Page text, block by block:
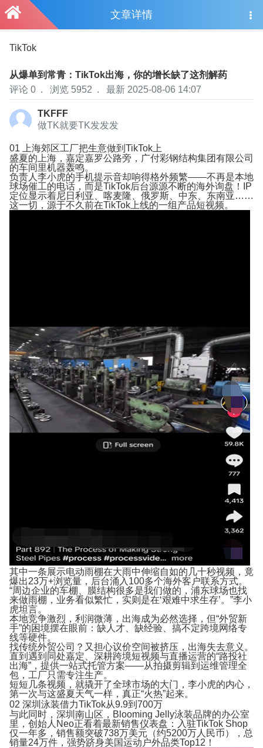
文章详情
TikTok
从爆单到常青：TikTok出海，你的增长缺了这剂解药
评论 0 . 浏览 5952 . 最新 2025-08-06 14:07
TKFFF
做TK就要TK发发发
01 上海郊区工厂把生意做到TikTok上
盛夏的上海，嘉定嘉罗公路旁，广付彩钢结构集团有限公司
的车间里机器轰鸣。
负责人李小虎的手机提示音却响得格外频繁——不再是本地
球场催工的电话，而是TikTok后台源源不断的海外询盘！IP
定位显示着尼日利亚、喀麦隆、俄罗斯、中东、东南亚……
这一切，源于不久前在TikTok上线的一组产品短视频。
其中一条展示电动雨棚在大雨中伸缩自如的几十秒视频，竟
爆出23万+浏览量，后台涌入100多个海外客户联系方式。
“周边企业的车棚、膜结构很多是我们做的，浦东球场也找
来做雨棚，业务看似繁忙，实则是在‘艰难中求生存’。”李小
虎坦言。
本地竞争激烈，利润微薄，出海成为必然选择，但“外贸新
手”的困境摆在眼前：缺人才、缺经验、搞不定跨境网络专
线等硬件。
找传统外贸公司？又担心议价空间被挤压，出海失去意义。
直到遇到同处嘉定、深耕跨境短视频与直播运营的“路投社
出海”，提供一站式托管方案——从拍摄剪辑到运维管理全
包，工厂只需专注生产。
短短几条视频，就撬开了全球市场的大门，李小虎的内心，
第一次与这盛夏天气一样，真正“火热”起来。
02 深圳泳装借力TikTok从9.9到700万
与此同时，深圳南山区，Blooming Jelly泳装品牌的办公室
里，创始人Neo正看着最新销售仪表盘：入驻TikTok Shop
仅一年多，销售额突破738万美元（约5200万人民币），总
销量24万件，强势跻身美国运动户外品类Top12！